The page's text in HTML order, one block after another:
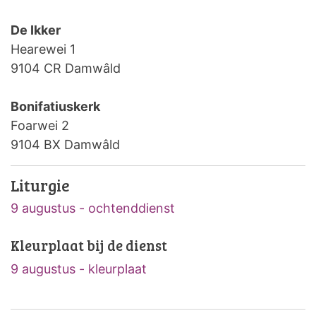
De Ikker
Hearewei 1
9104 CR Damwâld
Bonifatiuskerk
Foarwei 2
9104 BX Damwâld
Liturgie
9 augustus - ochtenddienst
Kleurplaat bij de dienst
9 augustus - kleurplaat